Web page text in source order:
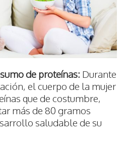
de proteínas: Durante
el cuerpo de la mujer
que de costumbre,
más de 80 gramos
saludable de su